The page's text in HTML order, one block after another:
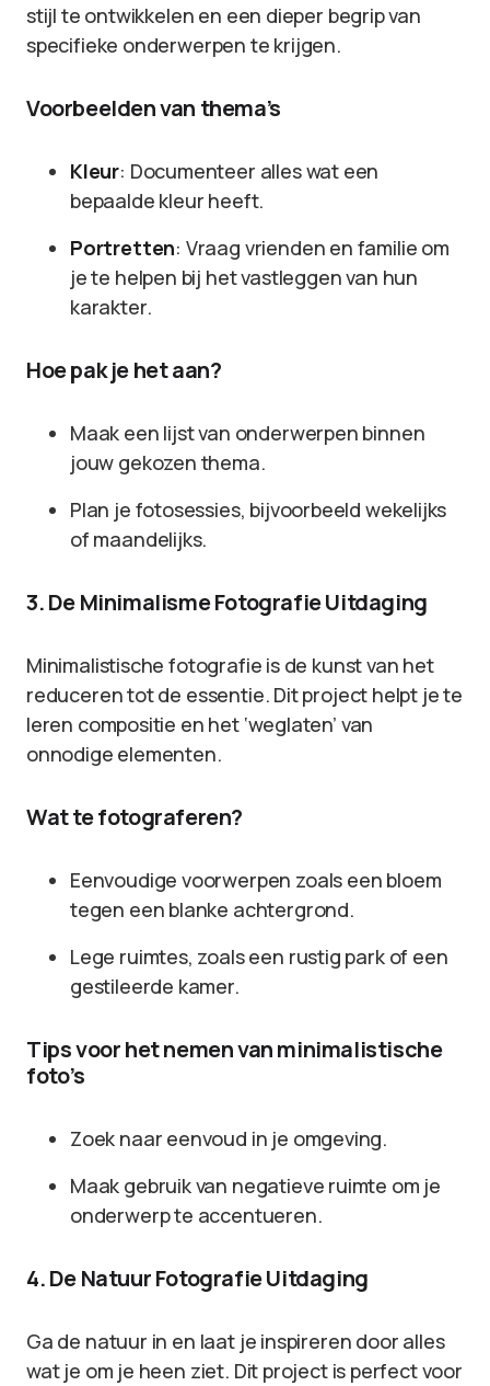
stijl te ontwikkelen en een dieper begrip van
specifieke onderwerpen te krijgen.
Voorbeelden van thema’s
Kleur: Documenteer alles wat een
bepaalde kleur heeft.
Portretten: Vraag vrienden en familie om
je te helpen bij het vastleggen van hun
karakter.
Hoe pak je het aan?
Maak een lijst van onderwerpen binnen
jouw gekozen thema.
Plan je fotosessies, bijvoorbeeld wekelijks
of maandelijks.
3. De Minimalisme Fotografie Uitdaging
Minimalistische fotografie is de kunst van het
reduceren tot de essentie. Dit project helpt je te
leren compositie en het ‘weglaten’ van
onnodige elementen.
Wat te fotograferen?
Eenvoudige voorwerpen zoals een bloem
tegen een blanke achtergrond.
Lege ruimtes, zoals een rustig park of een
gestileerde kamer.
Tips voor het nemen van minimalistische
foto’s
Zoek naar eenvoud in je omgeving.
Maak gebruik van negatieve ruimte om je
onderwerp te accentueren.
4. De Natuur Fotografie Uitdaging
Ga de natuur in en laat je inspireren door alles
wat je om je heen ziet. Dit project is perfect voor